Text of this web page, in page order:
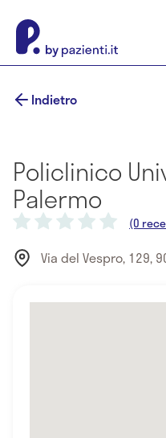
Indietro
Policlinico
Palermo
(0
Via del Vespro, 129,